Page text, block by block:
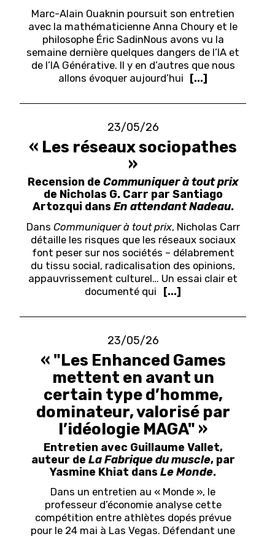
Marc-Alain Ouaknin poursuit son entretien
avec la mathématicienne Anna Choury et le
philosophe Éric SadinNous avons vu la
semaine dernière quelques dangers de l’IA et
de l’IA Générative. Il y en d’autres que nous
allons évoquer aujourd’hui [...]
23/05/26
« Les réseaux sociopathes
»
Recension deCommuniquer à tout prix
de Nicholas G. Carr par Santiago
Artozqui dans En attendant Nadeau.
Dans Communiquer à tout prix, Nicholas Carr
détaille les risques que les réseaux sociaux
font peser sur nos sociétés – délabrement
du tissu social, radicalisation des opinions,
appauvrissement culturel… Un essai clair et
documenté qui
[...]
23/05/26
« "Les Enhanced Games
mettent en avant un
certain type d’homme,
dominateur, valorisé par
l’idéologie MAGA" »
Entretien avec Guillaume Vallet,
auteur deLa Fabrique du muscle, par
Yasmine Khiat dans Le Monde.
Dans un entretien au « Monde », le
professeur d’économie analyse cette
compétition entre athlètes dopés prévue
pour le 24 mai à Las Vegas. Défendant une